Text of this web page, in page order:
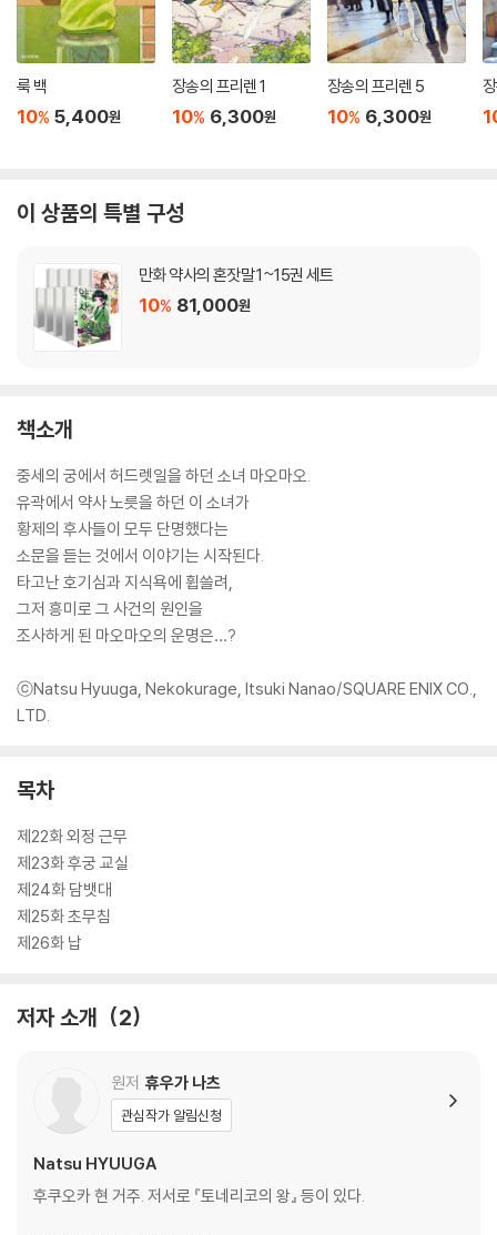
룩 백
10% 5,400원
장송의 프리렌 1
10% 6,300원
장송의 프리렌 5
10% 6,300원
이 상품의 특별 구성
만화 약사의 혼잣말 1~15권 세트
10% 81,000원
책소개
중세의 궁에서 허드렛일을 하던 소녀 마오마오.
유곽에서 약사 노릇을 하던 이 소녀가
황제의 후사들이 모두 단명했다는
소문을 듣는 것에서 이야기는 시작된다.
타고난 호기심과 지식욕에 휩쓸려,
그저 흥미로 그 사건의 원인을
조사하게 된 마오마오의 운명은…?
ⓒNatsu Hyuuga, Nekokurage, Itsuki Nanao/SQUARE ENIX CO.,
LTD.
목차
제22화 외정 근무
제23화 후궁 교실
제24화 담뱃대
제25화 초무침
제26화 납
저자 소개 2
원저 휴우가 나츠
관심작가 알림신청
Natsu HYUUGA
후쿠오카 현 거주. 저서로 『토네리코의 왕』 등이 있다.